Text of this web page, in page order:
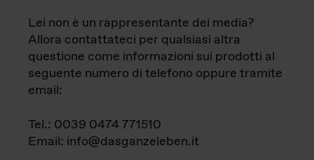
Lei non è un rappresentante dei media?
Allora contattateci per qualsiasi altra
questione come informazioni sui prodotti al
seguente numero di telefono oppure tramite
email:
Tel.: 0039 0474 771510
Email: info@dasganzeleben.it